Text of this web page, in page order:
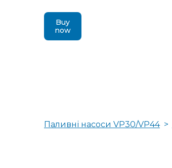
Buy
now
Паливні насоси VP30/VP44